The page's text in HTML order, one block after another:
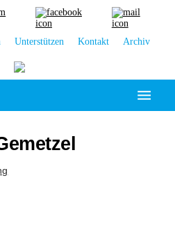
Unterstützen Kontakt Archiv